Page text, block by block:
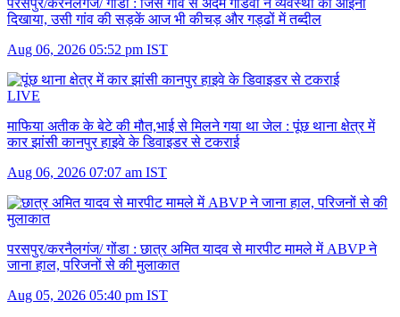
दिखाया, उसी गांव की सड़कें आज भी कीचड़ और गड्ढों में तब्दील
Aug 06, 2026 05:52 pm IST
LIVE
माफिया अतीक के बेटे की मौत,भाई से मिलने गया था जेल : पूंछ थाना क्षेत्र में
कार झांसी कानपुर हाइवे के डिवाइडर से टकराई
Aug 06, 2026 07:07 am IST
परसपुर/करनैलगंज/ गोंडा : छात्र अमित यादव से मारपीट मामले में ABVP ने
जाना हाल, परिजनों से की मुलाकात
Aug 05, 2026 05:40 pm IST